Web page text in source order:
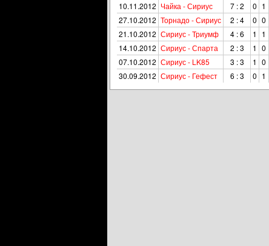
10.11.2012 Чайка - Сириус 7 : 2 0 1
27.10.2012 Торнадо - Сириус 2 : 4 0 0
21.10.2012 Сириус - Триумф 4 : 6 1 1
14.10.2012 Сириус - Спарта 2 : 3 1 0
07.10.2012 Сириус - LK85 3 : 3 1 0
30.09.2012 Сириус - Гефест 6 : 3 0 1